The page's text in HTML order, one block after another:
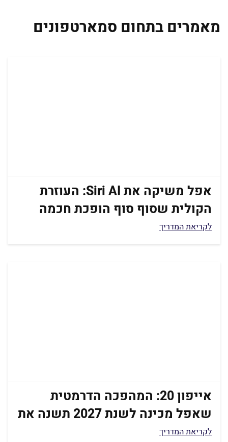
מאמרים בתחום סמארטפונים
אפל משיקה את Siri AI: העוזרת
הקולית שסוף סוף הופכת חכמה
לקריאת המדריך
אייפון 20: המהפכה הדרמטית
שאפל מכינה לשנת 2027 תשנה את
כל מה שהכרתם
לקריאת המדריך